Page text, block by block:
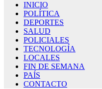
INICIO
POLÍTICA
DEPORTES
SALUD
POLICIALES
TECNOLOGÍA
LOCALES
FIN DE SEMANA
PAÍS
CONTACTO